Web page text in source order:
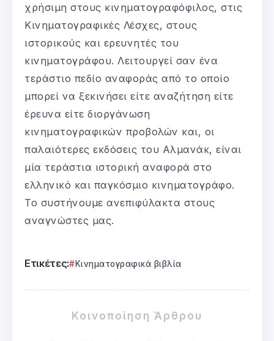
χρήσιμη στους κινηματογραφόφιλος, στις
Κινηματογραφικές Λέσχες, στους
ιστορικούς και ερευνητές του
κινηματογράφου. Λειτουργεί σαν ένα
τεράστιο πεδίο αναφοράς από το οποίο
μπορεί να ξεκινήσει είτε αναζήτηση είτε
έρευνα είτε διοργάνωση
κινηματογραφικών προβολών και, οι
παλαιότερες εκδόσεις του Αλμανάκ, είναι
μία τεράστια ιστορική αναφορά στο
ελληνικό και παγκόσμιο κινηματογράφο.
Το συστήνουμε ανεπιφύλακτα στους
αναγνώστες μας.
Ετικέτες: Κινηματογραφικά βιβλία
Κοινοποίηση Άρθρου